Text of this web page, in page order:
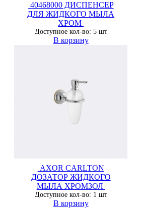
40468000 ДИСПЕНСЕР
ДЛЯ ЖИДКОГО МЫЛА
ХРОМ
Доступное кол-во: 5 шт
В корзину
AXOR CARLTON
ДОЗАТОР ЖИДКОГО
МЫЛА ХРОМЗОЛ
Доступное кол-во: 1 шт
В корзину